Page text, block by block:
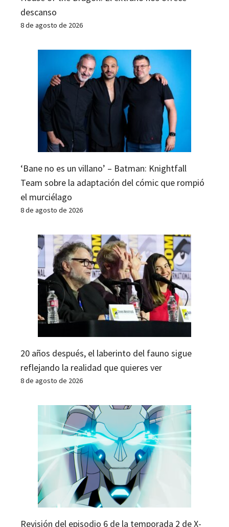
descanso
8 de agosto de 2026
‘Bane no es un villano’ – Batman: Knightfall
Team sobre la adaptación del cómic que rompió
el murciélago
8 de agosto de 2026
20 años después, el laberinto del fauno sigue
reflejando la realidad que quieres ver
8 de agosto de 2026
Revisión del episodio 6 de la temporada 2 de X-